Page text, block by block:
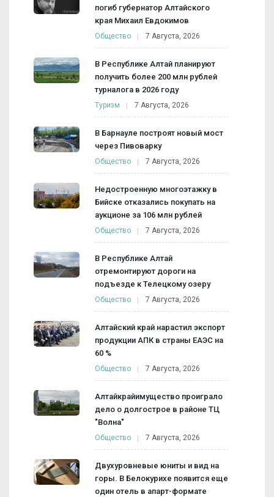
погиб губернатор Алтайского
края Михаил Евдокимов
Общество 7 Августа, 2026
В Республике Алтай планируют
получить более 200 млн рублей
турналога в 2026 году
Туризм 7 Августа, 2026
В Барнауле построят новый мост
через Пивоварку
Общество 7 Августа, 2026
Недостроенную многоэтажку в
Бийске отказались покупать на
аукционе за 106 млн рублей
Общество 7 Августа, 2026
В Республике Алтай
отремонтируют дороги на
подъезде к Телецкому озеру
Общество 7 Августа, 2026
Алтайский край нарастил экспорт
продукции АПК в страны ЕАЭС на
60 %
Общество 7 Августа, 2026
Алтайкрайимущество проиграло
дело о долгострое в районе ТЦ
"Волна"
Общество 7 Августа, 2026
Двухуровневые юниты и вид на
горы. В Белокурихе появится еще
один отель в апарт-формате